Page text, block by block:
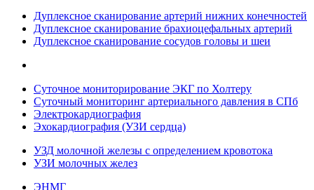
Дуплексное сканирование артерий нижних конечностей
Дуплексное сканирование брахиоцефальных артерий
Дуплексное сканирование сосудов головы и шеи
Суточное мониторирование ЭКГ по Холтеру
Суточный мониторинг артериального давления в СПб
Электрокардиография
Эхокардиография (УЗИ сердца)
УЗД молочной железы с определением кровотока
УЗИ молочных желез
ЭНМГ